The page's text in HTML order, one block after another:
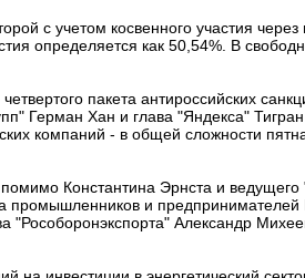
с учетом косвенного участия через
определяется как 50,54%. В
пакета антироссийских
Герман Хан и глава "Яндекса"
компаний - в общей сложности
Константина Эрнста и
и предпринимателей
Александр